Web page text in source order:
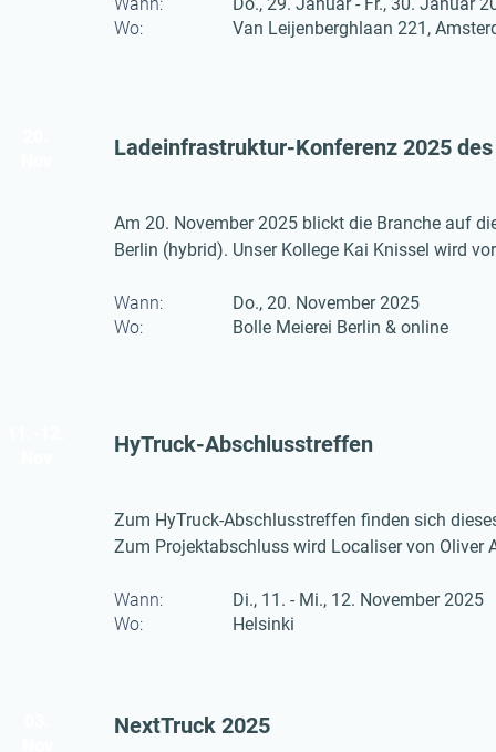
Wo:
Van Leijenberghlaan 221,
Ladeinfrastruktur-Konferenz 2025
Am 20. November 2025 blickt die Branche auf
Berlin (hybrid). Unser Kollege Kai Knissel wird
Wann:
Wo:
Do., 20. November 2025
Bolle Meierei Berlin & online
NextTruck 2025
HyTruck-Abschlusstreffen
Zum HyTruck-Abschlusstreffen finden sich
Zum Projektabschluss wird Localiser von Oliver
Wann:
Wo:
Di., 11. - Mi., 12. November 2025
Helsinki